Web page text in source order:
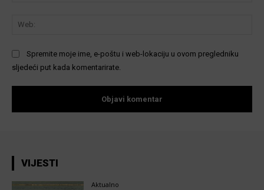
Spremite moje ime, e-poštu i web-lokaciju u ovom pregledniku
sljedeći put kada komentarirate.
VIJESTI
Aktualno